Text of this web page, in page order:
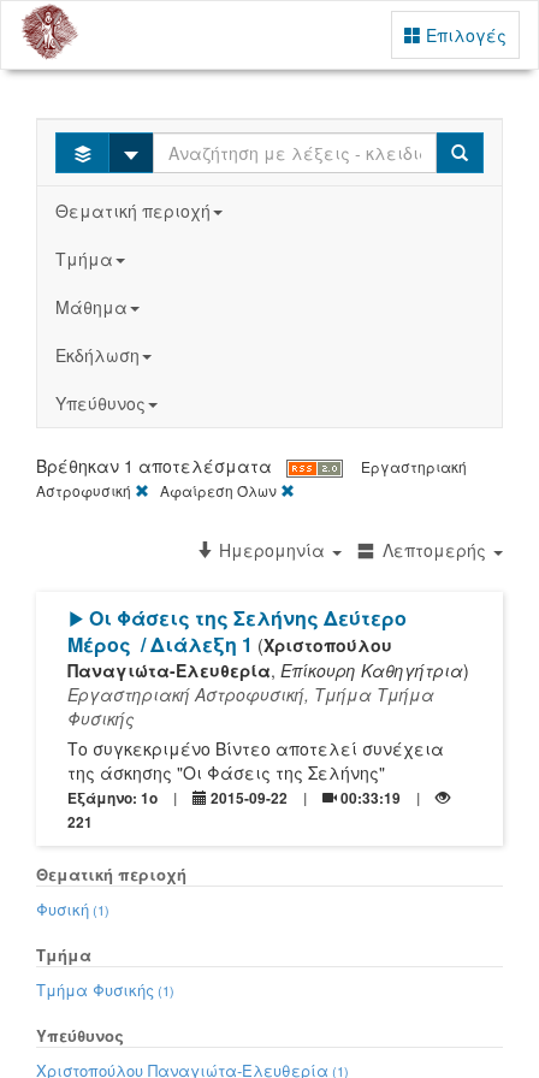
Επιλογές
Select Search
Θεματική περιοχή
Τμήμα
Μάθημα
Εκδήλωση
Υπεύθυνος
Βρέθηκαν 1 αποτελέσματα
Εργαστηριακή
Αστροφυσική
[X]Αφαίρεση Όλων
Λεπτομερής
Ημερομηνία
[Play]
Οι Φάσεις της Σελήνης Δεύτερο
Μέρος / Διάλεξη 1 (Χριστοπούλου
Παναγιώτα-Ελευθερία, Επίκουρη Καθηγήτρια)
Εργαστηριακή Αστροφυσική, Τμήμα Τμήμα
Φυσικής
Το συγκεκριμένο Βίντεο αποτελεί συνέχεια
της άσκησης "Οι Φάσεις της Σελήνης"
Εξάμηνο: 1o 2015-09-22
00:33:19
221
Θεματική περιοχή
Φυσική (1)
Τμήμα
Τμήμα Φυσικής (1)
Υπεύθυνος
Χριστοπούλου Παναγιώτα-Ελευθερία (1)